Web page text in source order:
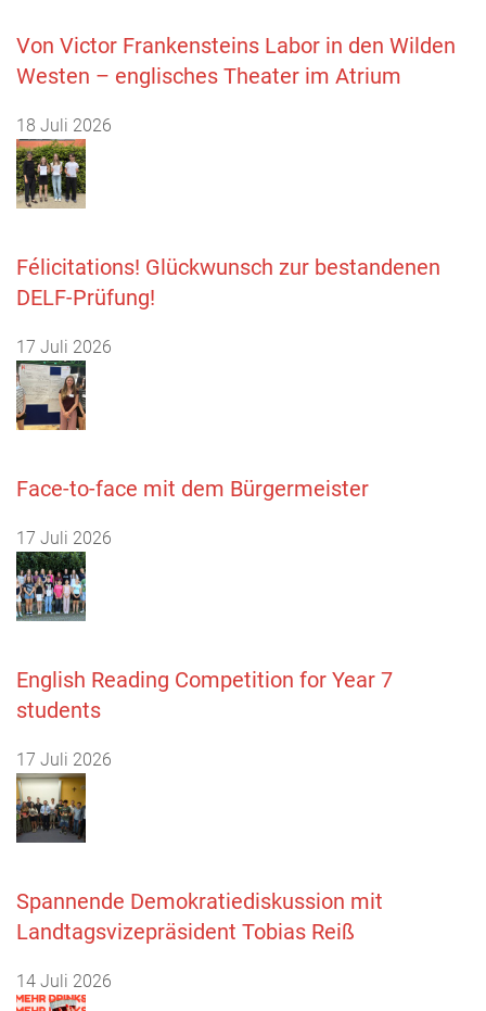
Von Victor Frankensteins Labor in den Wilden
Westen – englisches Theater im Atrium
18 Juli 2026
Félicitations! Glückwunsch zur bestandenen
DELF-Prüfung!
17 Juli 2026
Face-to-face mit dem Bürgermeister
17 Juli 2026
English Reading Competition for Year 7
students
17 Juli 2026
Spannende Demokratiediskussion mit
Landtagsvizepräsident Tobias Reiß
14 Juli 2026